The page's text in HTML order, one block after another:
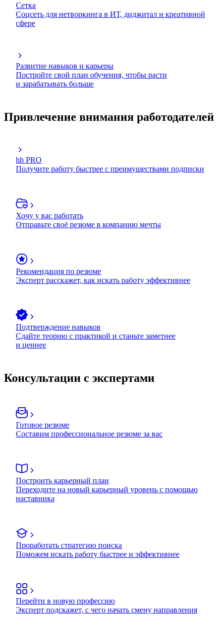
Сетка
Соцсеть для нетворкинга в ИТ, диджитал и креативной
сфере
Развитие навыков и карьеры
Постройте свой план обучения, чтобы расти
и зарабатывать больше
Привлечение внимания работодателей
hh PRO
Получите работу быстрее с преимуществами подписки
Хочу у вас работать
Отправьте своё резюме в компанию мечты
Рекомендация по резюме
Эксперт расскажет, как искать работу эффективнее
Подтверждение навыков
Сдайте теорию с практикой и станьте заметнее
и ценнее
Консультации с экспертами
Готовое резюме
Составим профессиональное резюме за вас
Построить карьерный план
Переходите на новый карьерный уровень с помощью
наставника
Проработать стратегию поиска
Поможем искать работу быстрее и эффективнее
Перейти в новую профессию
Эксперт подскажет, с чего начать смену направления